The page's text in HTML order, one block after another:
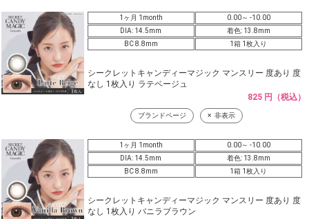
1ヶ月 1month
0.00～ -10.00
DIA: 14.5mm
着色: 13.8mm
BC 8.8mm
1箱 1枚入り
シークレットキャンディーマジック マンスリー 度あり 度
なし 1枚入り ラテベージュ
825 円（税込）
ブランドページ 非表示
1ヶ月 1month
0.00～ -10.00
DIA: 14.5mm
着色: 13.8mm
BC 8.8mm
1箱 1枚入り
シークレットキャンディーマジック マンスリー 度あり 度
なし 1枚入り バニラブラウン